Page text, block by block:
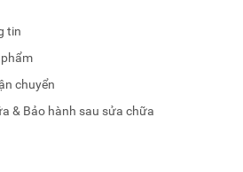
tin
chuyển
& Bảo hành sau sửa chữa